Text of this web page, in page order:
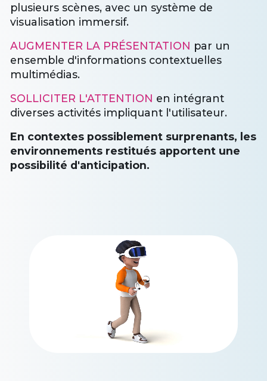
plusieurs scènes, avec un système de
visualisation immersif.
AUGMENTER LA PRÉSENTATION par un
ensemble d'informations contextuelles
multimédias.
SOLLICITER L'ATTENTION en intégrant
diverses activités impliquant l'utilisateur.
En contextes possiblement surprenants, les
environnements restitués apportent une
possibilité d'anticipation.